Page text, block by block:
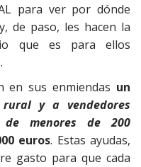
para ver por dónde
de paso, les hacen la
que es para ellos
en sus enmiendas un
y a vendedores
de menores de 200
euros. Estas ayudas,
gasto para que cada